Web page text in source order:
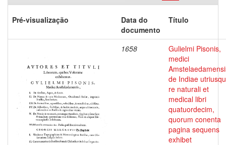
Pré-visualização
Data do
documento
Título
1658
Gulielmi Pisonis,
medici
de Indiae
re naturali et
medical libri
quatuordecim,
quorum conenta
pagina sequens
exhibet